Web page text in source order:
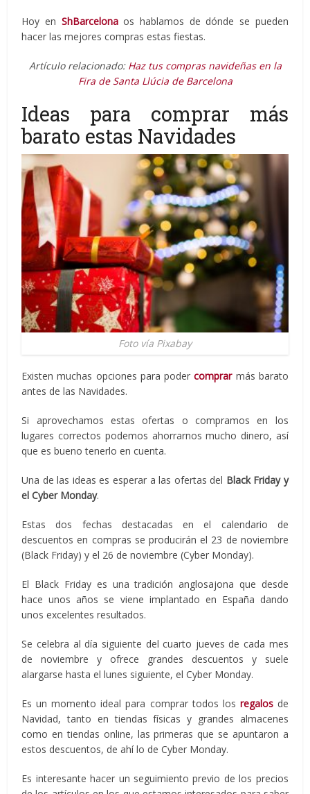
Hoy en ShBarcelonaos hablamos de dónde se pueden
hacer las mejores compras estas fiestas.
Artículo relacionado: Haz tus compras navideñas en la
Fira de Santa Llúcia de Barcelona
Ideas para comprar más
barato estas Navidades
Foto vía Pixabay
Existen muchas opciones para podercomprarmás barato
antes de las Navidades.
Si aprovechamos estas ofertas o compramos en los
lugares correctos podemos ahorrarnos mucho dinero, así
que es bueno tenerlo en cuenta.
Una de las ideas es esperar a las ofertas del Black Friday y
el Cyber Monday.
Estas dos fechas destacadas en el calendario de
descuentos en compras se producirán el 23 de noviembre
(Black Friday) y el 26 de noviembre (Cyber Monday).
El Black Friday es una tradición anglosajona que desde
hace unos años se viene implantado en España dando
unos excelentes resultados.
Se celebra al día siguiente del cuarto jueves de cada mes
de noviembre y ofrece grandes descuentos y suele
alargarse hasta el lunes siguiente, el Cyber Monday.
Es un momento ideal para comprar todos los regalosde
Navidad, tanto en tiendas físicas y grandes almacenes
como en tiendas online, las primeras que se apuntaron a
estos descuentos, de ahí lo de Cyber Monday.
Es interesante hacer un seguimiento previo de los precios